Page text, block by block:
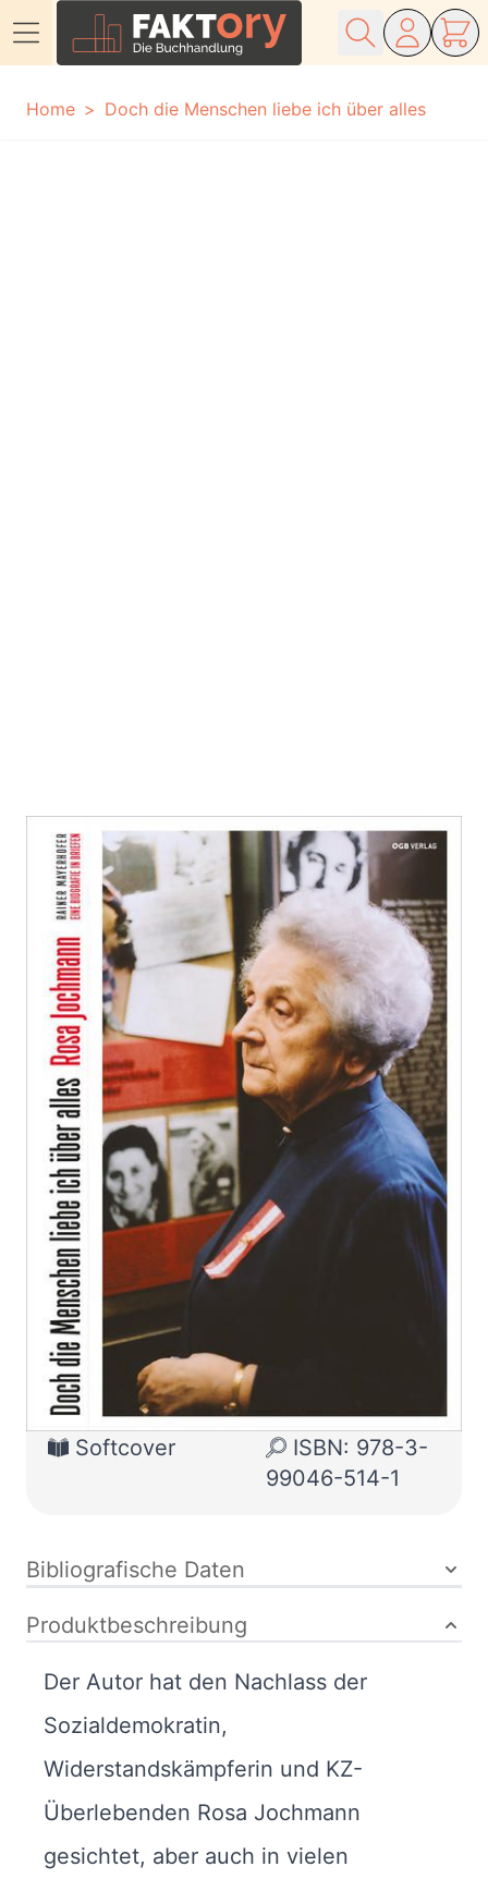
Home
Doch die Menschen liebe ich über alles
Doch die
Menschen liebe ich
über alles
Zur Wunschliste hinzufügen
Rosa Jochmann. Eine Biographie in Briefen
VonRainer Mayerhofer
Verlag: ÖGB
Verlag
Buch
Softcover
ISBN: 978-3-
99046-514-1
Bibliografische Daten
Produktbeschreibung
Der Autor hat den Nachlass der
Sozialdemokratin,
Widerstandskämpferin und KZ-
Überlebenden Rosa Jochmann
gesichtet, aber auch in vielen